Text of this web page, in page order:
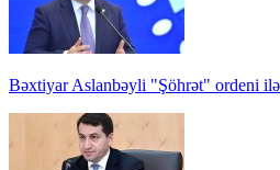
Bəxtiyar Aslanbəyli "Şöhrət" ordeni